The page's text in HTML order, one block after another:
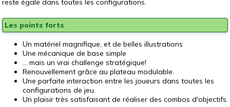
reste égale dans toutes les configurations.
Les points forts
Un matériel magnifique, et de belles illustrations
Une mécanique de base simple
... mais un vrai challenge stratégique!
Renouvellement grâce au plateau modulable.
Une parfaite interaction entre les joueurs dans toutes les
configurations de jeu.
Un plaisir très satisfaisant de réaliser des combos d'objectifs.